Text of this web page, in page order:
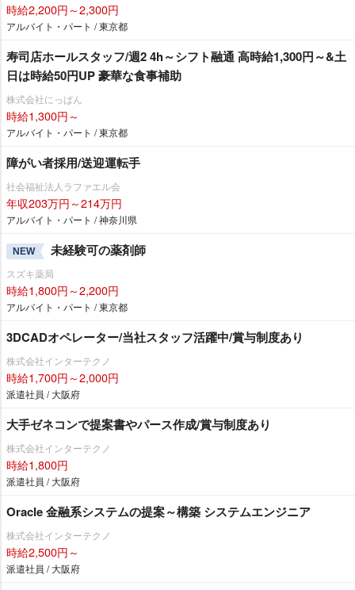
時給2,200円～2,300円
アルバイト・パート / 東京都
寿司店ホールスタッフ/週2 4h～シフト融通 高時給1,300円～&土
日は時給50円UP 豪華な食事補助
株式会社にっぱん
時給1,300円～
アルバイト・パート / 東京都
障がい者採用/送迎運転手
社会福祉法人ラファエル会
年収203万円～214万円
アルバイト・パート / 神奈川県
NEW 未経験可の薬剤師
スズキ薬局
時給1,800円～2,200円
アルバイト・パート / 東京都
3DCADオペレーター/当社スタッフ活躍中/賞与制度あり
株式会社インターテクノ
時給1,700円～2,000円
派遣社員 / 大阪府
大手ゼネコンで提案書やパース作成/賞与制度あり
株式会社インターテクノ
時給1,800円
派遣社員 / 大阪府
Oracle 金融系システムの提案～構築 システムエンジニア
株式会社インターテクノ
時給2,500円～
派遣社員 / 大阪府